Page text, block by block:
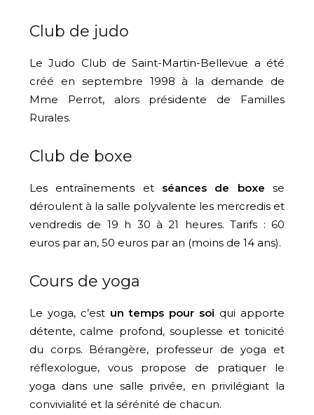
Club de judo
Le Judo Club de Saint-Martin-Bellevue a été
créé en septembre 1998 à la demande de
Mme Perrot, alors présidente de Familles
Rurales.
Club de boxe
Les entraînements et séances de boxe se
déroulent à la salle polyvalente les mercredis et
vendredis de 19 h 30 à 21 heures. Tarifs : 60
euros par an, 50 euros par an (moins de 14 ans).
Cours de yoga
Le yoga, c’est un temps pour soi qui apporte
détente, calme profond, souplesse et tonicité
du corps. Bérangère, professeur de yoga et
réflexologue, vous propose de pratiquer le
yoga dans une salle privée, en privilégiant la
convivialité et la sérénité de chacun.